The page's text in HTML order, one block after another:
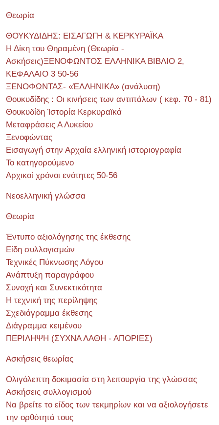
Θεωρία
ΘΟΥΚΥΔΙΔΗΣ: ΕΙΣΑΓΩΓΗ & ΚΕΡΚΥΡΑΪΚΑ
Η Δίκη του Θηραμένη (Θεωρία -
Ασκήσεις)ΞΕΝΟΦΩΝΤΟΣ ΕΛΛΗΝΙΚΑ ΒΙΒΛΙΟ 2,
ΚΕΦΑΛΑΙΟ 3 50-56
ΞΕΝΟΦΩΝΤΑΣ- «ἙΛΛΗΝΙΚΑ» (ανάλυση)
Θουκυδίδης : Οι κινήσεις των αντιπάλων ( κεφ. 70 - 81)
Θουκυδίδη Ἱστορία Κερκυραϊκά
Μεταφράσεις Α Λυκείου
Ξενοφώντας
Εισαγωγή στην Αρχαία ελληνική ιστοριογραφία
Το κατηγορούμενο
Αρχικοί χρόνοι ενότητες 50-56
Νεοελληνική γλώσσα
Θεωρία
Έντυπο αξιολόγησης της έκθεσης
Είδη συλλογισμών
Τεχνικές Πύκνωσης Λόγου
Ανάπτυξη παραγράφου
Συνοχή και Συνεκτικότητα
Η τεχνική της περίληψης
Σχεδιάγραμμα έκθεσης
Διάγραμμα κειμένου
ΠΕΡΙΛΗΨΗ (ΣΥΧΝΑ ΛΑΘΗ - ΑΠΟΡΙΕΣ)
Ασκήσεις θεωρίας
Ολιγόλεπτη δοκιμασία στη λειτουργία της γλώσσας
Ασκήσεις συλλογισμού
Να βρείτε το είδος των τεκμηρίων και να αξιολογήσετε
την ορθότητά τους